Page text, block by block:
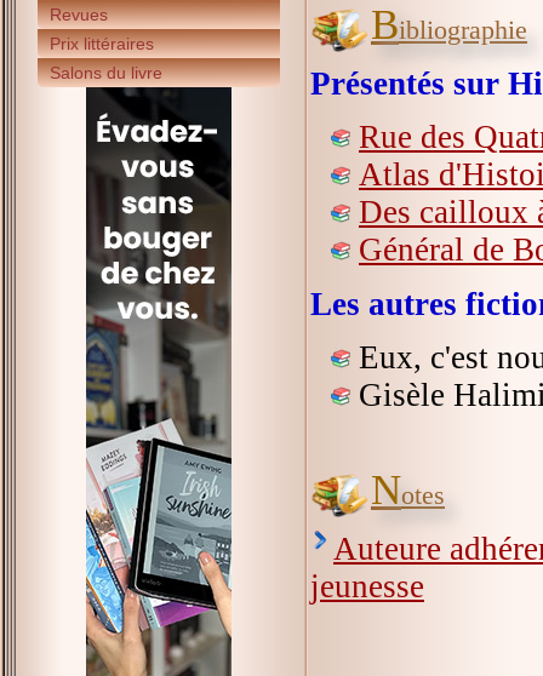
Revues
Prix littéraires
Salons du livre
Bibliographie
Présentés sur
Rue des
Atlas
Des cailloux
Général de
Les autres
Eux, c'est
Gisèle
Notes
Auteure
jeunesse